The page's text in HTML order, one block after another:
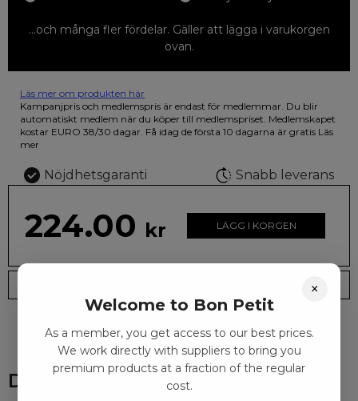
...och många fler fördelar. Gäller att lägga i varukorgen
ovan.
Läs mer om produkten här
12 färgpennor som du kan färglägga dina teckningar med. På
illustrationen på den vackra askan finns fjärilar i vilda fluorescerande
färger.
Kampanjpris och medlemspris är endast för medlemmar. Du blir
automatiskt medlem när du köper till medlemspriset. Medlemskapet
kostar EURO 38/30 dagar. Få idag de första 10 dagarna är gratis Läs
mer
Nöjdhetsgaranti Snabb leverans
224.00 kr LÄGG I KORGEN
Frakt EURO 4
Du kanske också gillar
×
Welcome to Bon Petit
As a member, you get access to our best prices.
We work directly with suppliers to bring you
premium products at a fraction of the regular
cost.